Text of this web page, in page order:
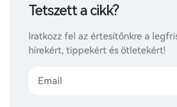
Tetszett a cikk?
Iratkozz fel az értesítőnkre a
hírekért, tippekért és ötletekért!